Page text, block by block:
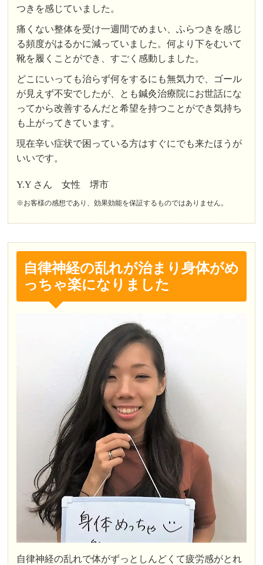
つきを感じていました。
痛くない整体を受け一週間でめまい、ふらつきを感じ
る頻度がはるかに減っていました。何より下をむいて
靴を履くことができ、すごく感動しました。
どこにいっても治らず何をするにも無気力で、ゴール
が見えず不安でしたが、とも鍼灸治療院にお世話にな
ってから改善するんだと希望を持つことができ気持ち
も上がってきています。
現在辛い症状で困っている方はすぐにでも来たほうが
いいです。
Y.Y さん 女性 堺市
※お客様の感想であり、効果効能を保証するものではありません。
自律神経の乱れが治まり身体がめ
っちゃ楽になりました
自律神経の乱れで体がずっとしんどくて疲労感がとれ